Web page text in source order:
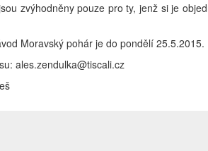
zvýhodněny pouze pro ty, jenž si je
Moravský pohár je do pondělí 25.5.2015.
ales.zendulka@tiscali.cz